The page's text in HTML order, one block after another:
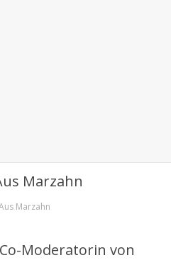
Marzahn
Moderatorin von